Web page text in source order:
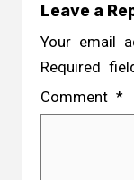
Leave a
Your email
Required
Comment *